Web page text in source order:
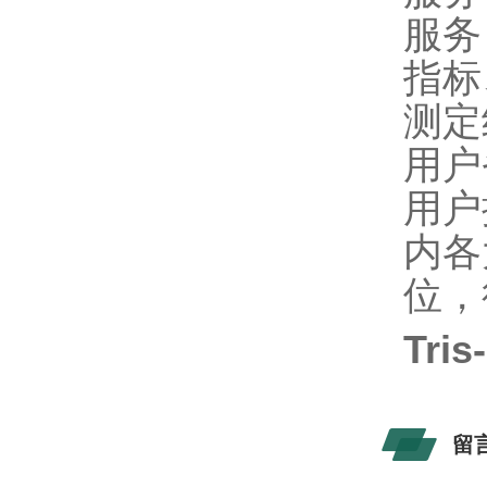
服
指
测
用
用
内
位
留